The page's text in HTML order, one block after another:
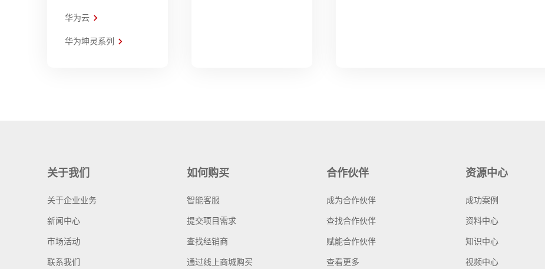
华为云
华为坤灵系列
关于我们
关于企业业务
新闻中心
市场活动
联系我们
如何购买
智能客服
提交项目需求
查找经销商
通过线上商城购买
合作伙伴
成为合作伙伴
查找合作伙伴
赋能合作伙伴
查看更多
资源中心
成功案例
资料中心
知识中心
视频中心